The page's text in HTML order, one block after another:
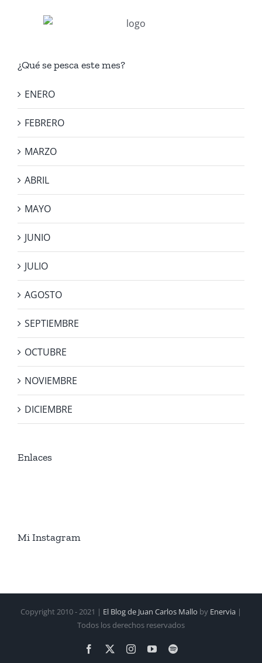
¿Qué se pesca este mes?
ENERO
FEBRERO
MARZO
ABRIL
MAYO
JUNIO
JULIO
AGOSTO
SEPTIEMBRE
OCTUBRE
NOVIEMBRE
DICIEMBRE
Enlaces
Mi Instagram
Copyright 2010 - 2021 | El Blog de Juan Carlos Mallo by Enervia |
Todos los derechos reservados
Facebook InstagramYouTubeSpotify